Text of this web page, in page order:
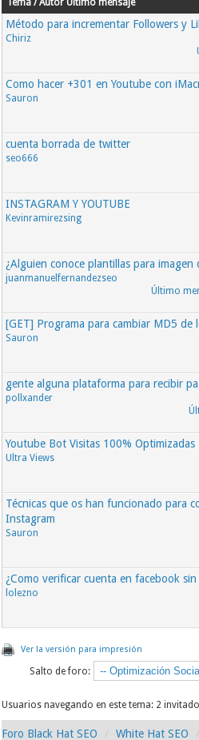
Tema / Autor Último mensaje
Método para incrementar Followers y
Chiriz
Como hacer +301 en Youtube con
Sauron
cuenta borrada de twitter
seo666
INSTAGRAM Y YOUTUBE
Kevinramirezsing
¿Alguien conoce plantillas para imagen
juanmanuelfernandezseo
Último
[GET] Programa para cambiar MD5 de
Sauron
gente alguna plataforma para recibir
pollxander
Youtube Bot Visitas 100% Optimizadas
Ultra Views
Técnicas que os han funcionado para
Instagram
Sauron
¿Como verificar cuenta en facebook
lolezno
Ver la versión para impresión
Salto de foro:
Usuarios navegando en este tema: 2
Foro Black Hat SEO White Hat SEO